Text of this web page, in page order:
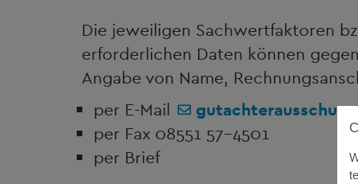
Die jeweiligen Sachwertfaktoren
erforderlichen Daten können
Angabe von Name,
per E-Mail
gutachterausschuss
per Fax 08551 57-4501
per Brief